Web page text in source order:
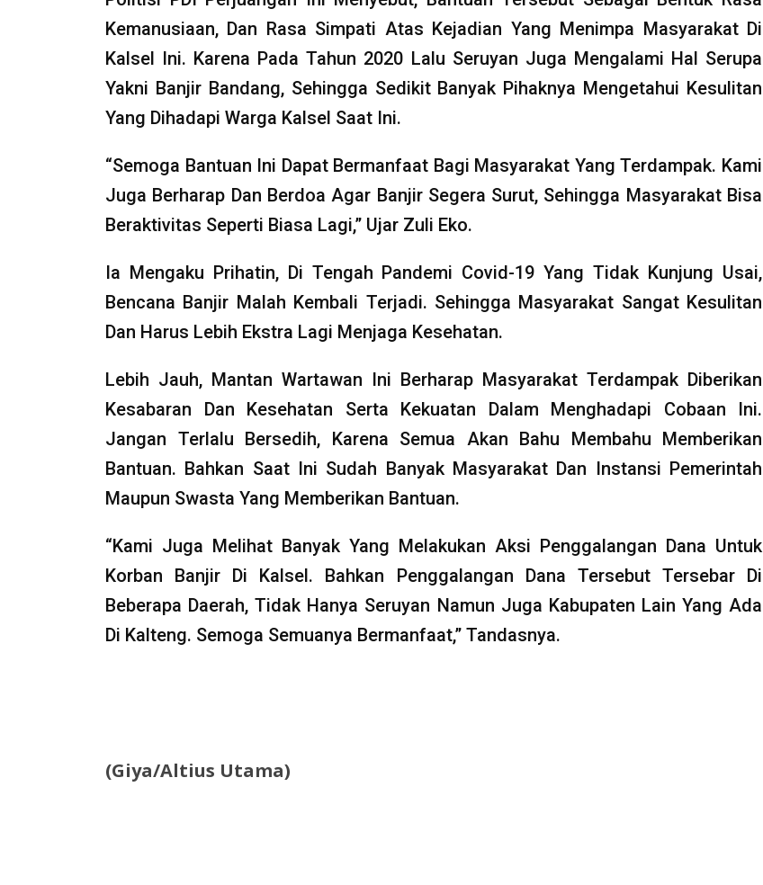
Kemanusiaan, Dan Rasa Simpati Atas Kejadian Yang Menimpa Masyarakat Di
Kalsel Ini. Karena Pada Tahun 2020 Lalu Seruyan Juga Mengalami Hal Serupa
Yakni Banjir Bandang, Sehingga Sedikit Banyak Pihaknya Mengetahui Kesulitan
Yang Dihadapi Warga Kalsel Saat Ini.
“Semoga Bantuan Ini Dapat Bermanfaat Bagi Masyarakat Yang Terdampak. Kami
Juga Berharap Dan Berdoa Agar Banjir Segera Surut, Sehingga Masyarakat Bisa
Beraktivitas Seperti Biasa Lagi,” Ujar Zuli Eko.
Ia Mengaku Prihatin, Di Tengah Pandemi Covid-19 Yang Tidak Kunjung Usai,
Bencana Banjir Malah Kembali Terjadi. Sehingga Masyarakat Sangat Kesulitan
Dan Harus Lebih Ekstra Lagi Menjaga Kesehatan.
Lebih Jauh, Mantan Wartawan Ini Berharap Masyarakat Terdampak Diberikan
Kesabaran Dan Kesehatan Serta Kekuatan Dalam Menghadapi Cobaan Ini.
Jangan Terlalu Bersedih, Karena Semua Akan Bahu Membahu Memberikan
Bantuan. Bahkan Saat Ini Sudah Banyak Masyarakat Dan Instansi Pemerintah
Maupun Swasta Yang Memberikan Bantuan.
“Kami Juga Melihat Banyak Yang Melakukan Aksi Penggalangan Dana Untuk
Korban Banjir Di Kalsel. Bahkan Penggalangan Dana Tersebut Tersebar Di
Beberapa Daerah, Tidak Hanya Seruyan Namun Juga Kabupaten Lain Yang Ada
Di Kalteng. Semoga Semuanya Bermanfaat,” Tandasnya.
(Giya/Altius Utama)